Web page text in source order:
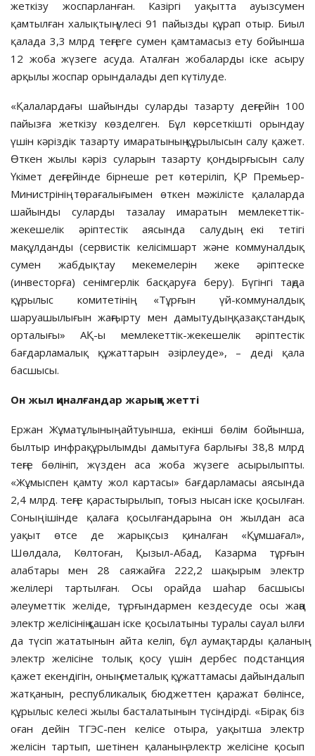
жеткізу жоспарланған. Казіргі уақытта ауызсумен
қамтылған халықтың үлесі 91 пайызды құрап отыр. Биыл
қалада 3,3 млрд теңгеге сумен қамтамасыз ету бойынша
12 жоба жүзеге асуда. Аталған жобаларды іске асыру
арқылы жоспар орындалады деп күтілуде.
«Қалалардағы шайынды суларды тазарту деңгейін 100
пайызға жеткізу көзделген. Бұл көрсеткішті орындау
үшін кәріздік тазарту имаратының құрылысын салу қажет.
Өткен жылы кәріз суларын тазарту қондырғысын салу
Үкімет деңгейінде бірнеше рет көтеріліп, ҚР Премьер-
Министрінің төрағалығымен өткен мәжілісте қалаларда
шайынды суларды тазалау имаратын мемлекеттік-
жекешелік әріптестік аясында салудың екі тетігі
мақұлданды (сервистік келісімшарт және коммуналдық
сумен жабдықтау мекемелерін жеке әріптеске
(инвесторға) сенімгерлік басқаруға беру). Бүгінгі таңда
құрылыс комитетінің «Тұрғын үй-коммуналдық
шаруашылығын жаңғырту мен дамытудың қазақстандық
орталығы» АҚ-ы мемлекеттік-жекешелік әріптестік
бағдарламалық құжаттарын әзірлеуде», – деді қала
басшысы.
Он жыл қиналғандар жарыққа жетті
Ержан Жұматұлының айтуынша, екінші бөлім бойынша,
былтыр инфрақұрылымды дамытуға барлығы 38,8 млрд
теңге бөлініп, жүзден аса жоба жүзеге асырылыпты.
«Жұмыспен қамту жол картасы» бағдарламасы аясында
2,4 млрд. теңге қарастырылып, тоғыз нысан іске қосылған.
Соның ішінде қалаға қосылғандарына он жылдан аса
уақыт өтсе де жарықсыз қиналған «Құмшағал»,
Шөлдала, Көлтоған, Қызыл-Абад, Казарма тұрғын
алабтары мен 28 саяжайға 222,2 шақырым электр
желілері тартылған. Осы орайда шаһар басшысы
әлеуметтік желіде, тұрғындармен кездесуде осы жаңа
электр желісінің қашан іске қосылатыны туралы сауал ылғи
да түсіп жататынын айта келіп, бұл аумақтарды қаланың
электр желісіне толық қосу үшін дербес подстанция
қажет екендігін, оның сметалық құжаттамасы дайындалып
жатқанын, республикалық бюджеттен қаражат бөлінсе,
құрылыс келесі жылы басталатынын түсіндірді. «Бірақ біз
оған дейін ТГЭС-пен келісе отыра, уақытша электр
желісін тартып, шетінен қаланың электр желісіне қосып